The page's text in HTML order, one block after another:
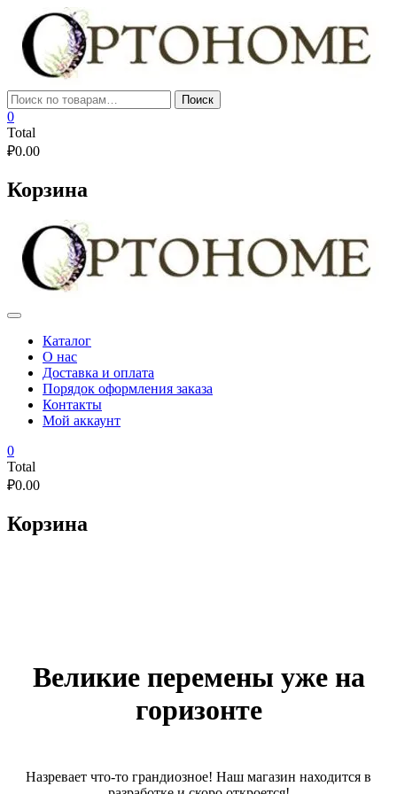
content
Искать: Поиск
0
Total
₽0.00
Корзина
Каталог
О нас
Доставка и оплата
Порядок оформления заказа
Контакты
Мой аккаунт
0
Total
₽0.00
Корзина
Великие перемены уже на
горизонте
Назревает что-то грандиозное! Наш магазин находится в